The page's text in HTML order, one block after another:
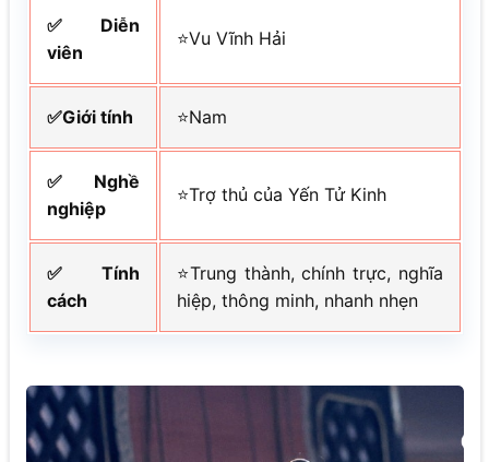
✅Diễn
viên
⭐Vu Vĩnh Hải
✅Giới tính ⭐Nam
✅Nghề
nghiệp
⭐Trợ thủ của Yến Tử Kinh
✅Tính
cách
⭐Trung thành, chính trực, nghĩa
hiệp, thông minh, nhanh nhẹn